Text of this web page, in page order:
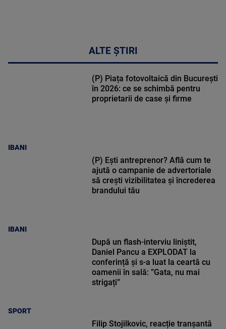
ALTE ȘTIRI
IBANI
(P) Piața fotovoltaică din București
în 2026: ce se schimbă pentru
proprietarii de case și firme
IBANI
(P) Ești antreprenor? Află cum te
ajută o campanie de advertoriale
să crești vizibilitatea și încrederea
brandului tău
SPORT
După un flash-interviu liniștit,
Daniel Pancu a EXPLODAT la
conferință și s-a luat la ceartă cu
oamenii în sală: ”Gata, nu mai
strigați”
Filip Stojilkovic, reacție tranșantă